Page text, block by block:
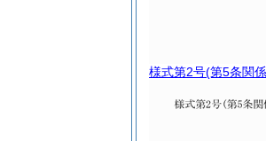
様式第2号(第5条関